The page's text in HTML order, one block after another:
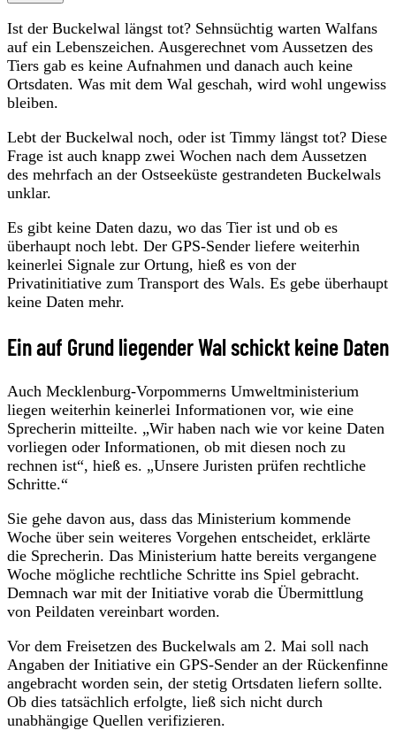
Ist der Buckelwal längst tot? Sehnsüchtig warten Walfans
auf ein Lebenszeichen. Ausgerechnet vom Aussetzen des
Tiers gab es keine Aufnahmen und danach auch keine
Ortsdaten. Was mit dem Wal geschah, wird wohl ungewiss
bleiben.
Lebt der Buckelwal noch, oder ist Timmy längst tot? Diese
Frage ist auch knapp zwei Wochen nach dem Aussetzen
des mehrfach an der Ostseeküste gestrandeten Buckelwals
unklar.
Es gibt keine Daten dazu, wo das Tier ist und ob es
überhaupt noch lebt. Der GPS-Sender liefere weiterhin
keinerlei Signale zur Ortung, hieß es von der
Privatinitiative zum Transport des Wals. Es gebe überhaupt
keine Daten mehr.
Ein auf Grund liegender Wal schickt keine Daten
Auch Mecklenburg-Vorpommerns Umweltministerium
liegen weiterhin keinerlei Informationen vor, wie eine
Sprecherin mitteilte. „Wir haben nach wie vor keine Daten
vorliegen oder Informationen, ob mit diesen noch zu
rechnen ist“, hieß es. „Unsere Juristen prüfen rechtliche
Schritte.“
Sie gehe davon aus, dass das Ministerium kommende
Woche über sein weiteres Vorgehen entscheidet, erklärte
die Sprecherin. Das Ministerium hatte bereits vergangene
Woche mögliche rechtliche Schritte ins Spiel gebracht.
Demnach war mit der Initiative vorab die Übermittlung
von Peildaten vereinbart worden.
Vor dem Freisetzen des Buckelwals am 2. Mai soll nach
Angaben der Initiative ein GPS-Sender an der Rückenfinne
angebracht worden sein, der stetig Ortsdaten liefern sollte.
Ob dies tatsächlich erfolgte, ließ sich nicht durch
unabhängige Quellen verifizieren.